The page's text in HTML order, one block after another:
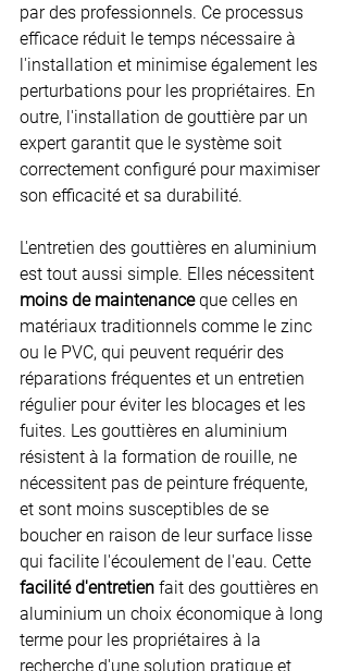
par des professionnels. Ce processus
efficace réduit le temps nécessaire à
l'installation et minimise également les
perturbations pour les propriétaires. En
outre, l'installation de gouttière par un
expert garantit que le système soit
correctement configuré pour maximiser
son efficacité et sa durabilité.
L'entretien des gouttières en aluminium
est tout aussi simple. Elles nécessitent
moins de maintenance que celles en
matériaux traditionnels comme le zinc
ou le PVC, qui peuvent requérir des
réparations fréquentes et un entretien
régulier pour éviter les blocages et les
fuites. Les gouttières en aluminium
résistent à la formation de rouille, ne
nécessitent pas de peinture fréquente,
et sont moins susceptibles de se
boucher en raison de leur surface lisse
qui facilite l'écoulement de l'eau. Cette
facilité d'entretien fait des gouttières en
aluminium un choix économique à long
terme pour les propriétaires à la
recherche d'une solution pratique et